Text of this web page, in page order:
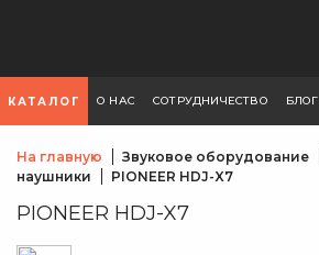
КАТАЛОГ О НАС СОТРУДНИЧЕСТВО БЛОГ
На главную Звуковое оборудование
наушники
PIONEER HDJ-X7
PIONEER HDJ-X7